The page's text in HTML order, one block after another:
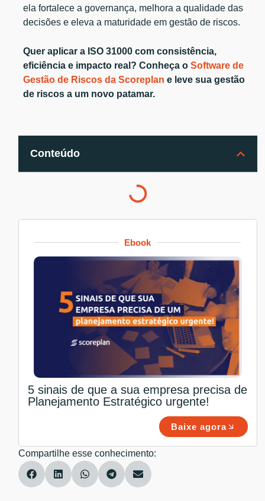
ela fortalece a governança, melhora a qualidade das
decisões e eleva a maturidade em gestão de riscos.
Quer aplicar a ISO 31000 com consistência,
eficiência e impacto real? Conheça oSoftware de
Gestão de Riscos da Scoreplan e leve sua gestão
de riscos a um novo patamar.
Conteúdo
Ebook
5 sinais de que a sua empresa precisa de
Planejamento Estratégico urgente!
Baixe agora
Compartilhe esse conhecimento: